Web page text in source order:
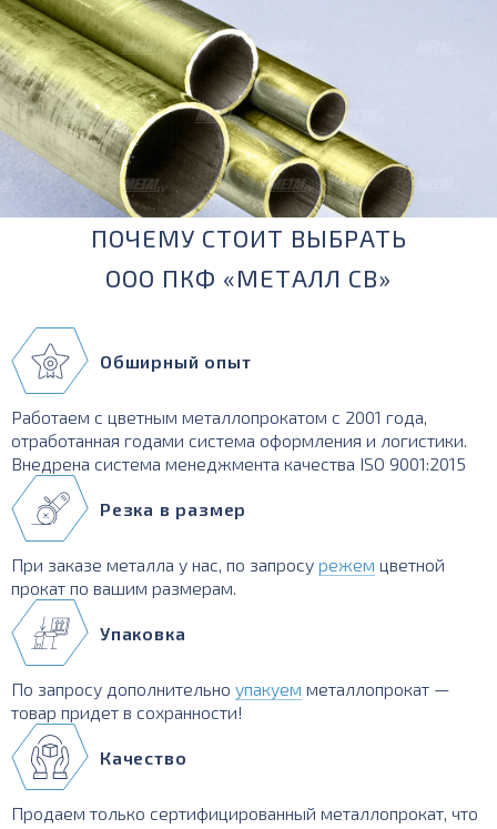
ПОЧЕМУ СТОИТ ВЫБРАТЬ
ООО ПКФ «МЕТАЛЛ СВ»
Обширный опыт
Работаем с цветным металлопрокатом с 2001 года,
отработанная годами система оформления и логистики.
Внедрена система менеджмента качества ISO 9001:2015
Резка в размер
При заказе металла у нас, по запросу режем цветной
прокат по вашим размерам.
Упаковка
По запросу дополнительно упакуем металлопрокат —
товар придет в сохранности!
Качество
Продаем только сертифицированный металлопрокат, что